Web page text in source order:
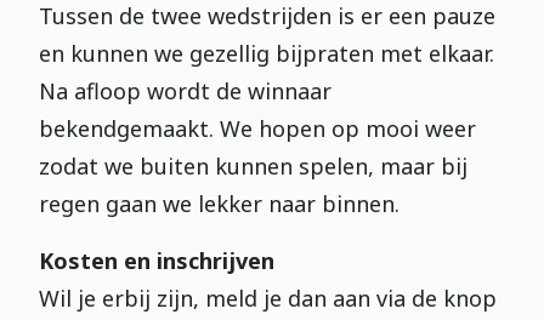
Tussen de twee wedstrijden is er een pauze
en kunnen we gezellig bijpraten met elkaar.
Na afloop wordt de winnaar
bekendgemaakt. We hopen op mooi weer
zodat we buiten kunnen spelen, maar bij
regen gaan we lekker naar binnen.
Kosten en inschrijven
Wil je erbij zijn, meld je dan aan via de knop